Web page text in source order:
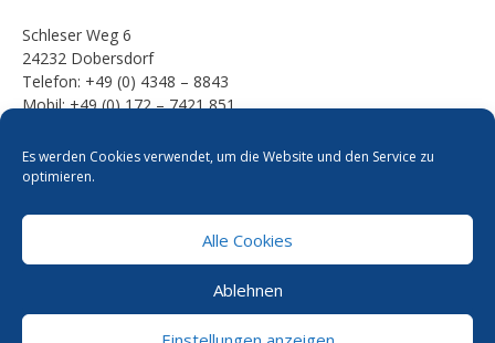
Es werden Cookies verwendet, um die Website und den Service zu
optimieren.
Alle Cookies
Ablehnen
Schleser Weg 6
24232 Dobersdorf
Telefon: +49 (0) 4348 – 8843
Mobil: +49 (0) 172 – 7421 851
E-Mail:
mail [at] werner-kalinka [dot] de
Pressefotos Datenschutzerklärung
Cookie-Richtlinie